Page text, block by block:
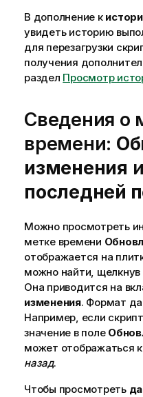
В дополнение к
увидеть историю
для перезагрузки
получения
раздел Просмотр
Сведения о
времени:
изменения и
последней
Можно просмотреть
метке времени
отображается на
можно найти, щелкнув
Она приводится на
изменения. Формат
Например, если
значение в поле
может отображаться
назад.
Чтобы просмотреть